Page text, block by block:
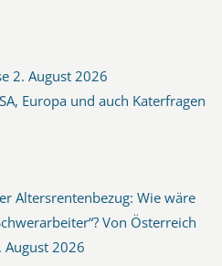
2. August 2026
Europa und auch Katerfragen
Altersrentenbezug: Wie wäre
Von Österreich
August 2026